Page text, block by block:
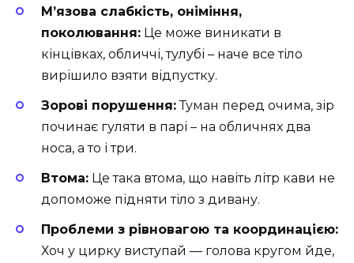
М’язова слабкість, оніміння,
поколювання: Це може виникати в
кінцівках, обличчі, тулубі – наче все тіло
вирішило взяти відпустку.
Зорові порушення:Туман перед очима, зір
починає гуляти в парі – на обличнях два
носа, а то і три.
Втома: Це така втома, що навіть літр кави не
допоможе підняти тіло з дивану.
Проблеми з рівновагою та координацією:
Хоч у цирку виступай — голова кругом йде,